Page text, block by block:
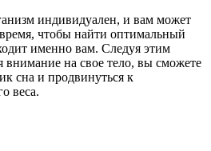
индивидуален, и вам может
время, чтобы найти оптимальный
именно вам. Следуя этим
внимание на свое тело, вы сможете
сна и продвинуться к
веса.